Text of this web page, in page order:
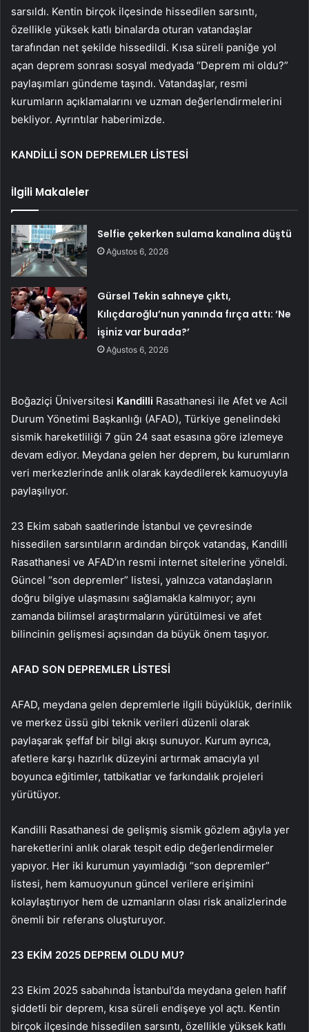
sarsıldı. Kentin birçok ilçesinde hissedilen sarsıntı,
özellikle yüksek katlı binalarda oturan vatandaşlar
tarafından net şekilde hissedildi. Kısa süreli paniğe yol
açan deprem sonrası sosyal medyada “Deprem mi oldu?”
paylaşımları gündeme taşındı. Vatandaşlar, resmi
kurumların açıklamalarını ve uzman değerlendirmelerini
bekliyor. Ayrıntılar haberimizde.
KANDİLLİ SON DEPREMLER LİSTESİ
İlgili Makaleler
Selfie çekerken sulama kanalına düştü
Ağustos 6, 2026
Gürsel Tekin sahneye çıktı,
Kılıçdaroğlu’nun yanında fırça attı: ‘Ne
işiniz var burada?’
Ağustos 6, 2026
Boğaziçi Üniversitesi Kandilli Rasathanesi ile Afet ve Acil
Durum Yönetimi Başkanlığı (AFAD), Türkiye genelindeki
sismik hareketliliği 7 gün 24 saat esasına göre izlemeye
devam ediyor. Meydana gelen her deprem, bu kurumların
veri merkezlerinde anlık olarak kaydedilerek kamuoyuyla
paylaşılıyor.
23 Ekim sabah saatlerinde İstanbul ve çevresinde
hissedilen sarsıntıların ardından birçok vatandaş, Kandilli
Rasathanesi ve AFAD’ın resmi internet sitelerine yöneldi.
Güncel “son depremler” listesi, yalnızca vatandaşların
doğru bilgiye ulaşmasını sağlamakla kalmıyor; aynı
zamanda bilimsel araştırmaların yürütülmesi ve afet
bilincinin gelişmesi açısından da büyük önem taşıyor.
AFAD SON DEPREMLER LİSTESİ
AFAD, meydana gelen depremlerle ilgili büyüklük, derinlik
ve merkez üssü gibi teknik verileri düzenli olarak
paylaşarak şeffaf bir bilgi akışı sunuyor. Kurum ayrıca,
afetlere karşı hazırlık düzeyini artırmak amacıyla yıl
boyunca eğitimler, tatbikatlar ve farkındalık projeleri
yürütüyor.
Kandilli Rasathanesi de gelişmiş sismik gözlem ağıyla yer
hareketlerini anlık olarak tespit edip değerlendirmeler
yapıyor. Her iki kurumun yayımladığı “son depremler”
listesi, hem kamuoyunun güncel verilere erişimini
kolaylaştırıyor hem de uzmanların olası risk analizlerinde
önemli bir referans oluşturuyor.
23 EKİM 2025 DEPREM OLDU MU?
23 Ekim 2025 sabahında İstanbul’da meydana gelen hafif
şiddetli bir deprem, kısa süreli endişeye yol açtı. Kentin
birçok ilçesinde hissedilen sarsıntı, özellikle yüksek katlı